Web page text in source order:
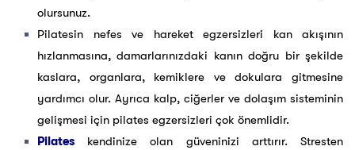
olursunuz.
Pilatesin nefes ve hareket egzersizleri kan akışının
hızlanmasına, damarlarınızdaki kanın doğru bir şekilde
kaslara, organlara, kemiklere ve dokulara gitmesine
yardımcı olur. Ayrıca kalp, ciğerler ve dolaşım sisteminin
gelişmesi için pilates egzersizleri çok önemlidir.
Pilates kendinize olan güveninizi arttırır. Stresten